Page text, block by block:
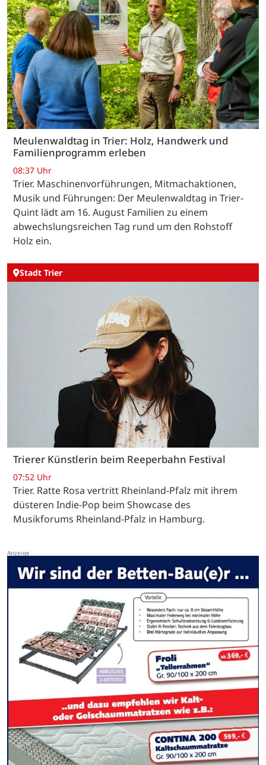
Meulenwaldtag in Trier: Holz, Handwerk und
Familienprogramm erleben
08:37 Uhr
Trier. Maschinenvorführungen, Mitmachaktionen,
Musik und Führungen: Der Meulenwaldtag in Trier-
Quint lädt am 16. August Familien zu einem
abwechslungsreichen Tag rund um den Rohstoff
Holz ein.
Stadt Trier
Trierer Künstlerin beim Reeperbahn Festival
07:52 Uhr
Trier. Ratte Rosa vertritt Rheinland-Pfalz mit ihrem
düsteren Indie-Pop beim Showcase des
Musikforums Rheinland-Pfalz in Hamburg.